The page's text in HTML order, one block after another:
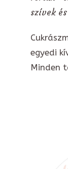
szívek
egyedi
Minden